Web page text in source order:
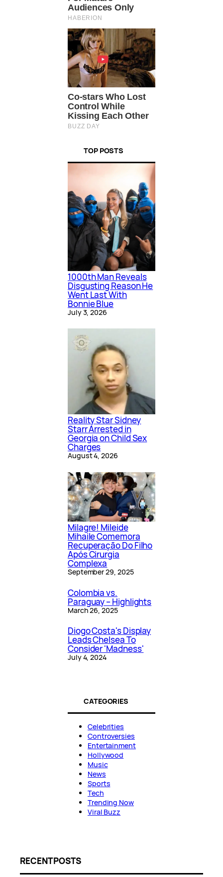
TOP POSTS
1000th Man Reveals
Disgusting Reason He
Went Last With
Bonnie Blue
July 3, 2026
Reality Star Sidney
Starr Arrested in
Georgia on Child Sex
Charges
August 4, 2026
Milagre! Mileide
Mihaile Comemora
Recuperação Do Filho
Após Cirurgia
Complexa
September 29, 2025
Colombia vs.
Paraguay – Highlights
March 26, 2025
Diogo Costa's Display
Leads Chelsea To
Consider 'Madness'
July 4, 2024
CATEGORIES
Celebrities
Controversies
Entertainment
Hollywood
Music
News
Sports
Tech
Trending Now
Viral Buzz
RECENT POSTS